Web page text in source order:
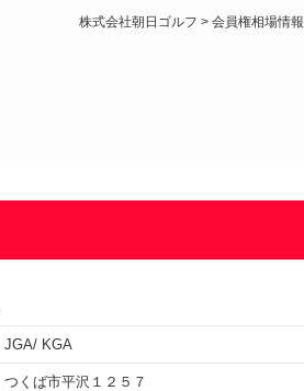
株式会社朝日ゴルフ > 会員権相場情報
JGA KGA
つくば市平沢１２５７